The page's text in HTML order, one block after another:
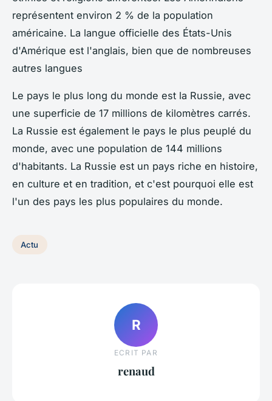
représentent environ 2 % de la population
américaine. La langue officielle des États-Unis
d'Amérique est l'anglais, bien que de nombreuses
autres langues
Le pays le plus long du monde est la Russie, avec
une superficie de 17 millions de kilomètres carrés.
La Russie est également le pays le plus peuplé du
monde, avec une population de 144 millions
d'habitants. La Russie est un pays riche en histoire,
en culture et en tradition, et c'est pourquoi elle est
l'un des pays les plus populaires du monde.
Actu
R
ECRIT PAR
renaud